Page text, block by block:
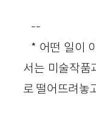
--
* 어떤 일이
서는 미술작품
로 떨어뜨려놓